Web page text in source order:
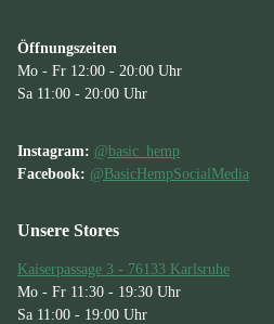
Öffnungszeiten
Mo - Fr 12:00 - 20:00 Uhr
Sa 11:00 - 20:00 Uhr
Instagram: @basic_hemp
Facebook: @BasicHempSocialMedia
Unsere Stores
Kaiserpassage 3 - 76133 Karlsruhe
Mo - Fr 11:30 - 19:30 Uhr
Sa 11:00 - 19:00 Uhr